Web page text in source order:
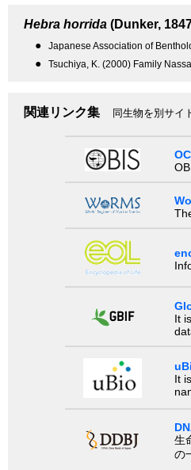
Hebra horrida (Dunker,
● Japanese Association of
● Tsuchiya, K. (2000) Family
関連リンク集 同生物を別サイ
It
It
生
の